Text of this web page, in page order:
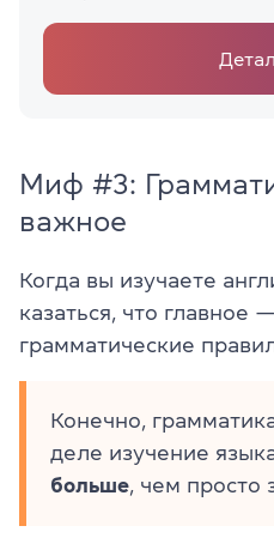
Миф #3:
важное
Когда вы изучаете
казаться, что главное
грамматические
Конечно,
деле изучение
больше, чем просто